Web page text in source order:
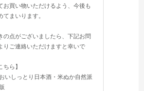
お買い物いただけるよう、今後も
まいります。
の点がございましたら、下記お問
りご連絡いただけますと幸いで
ちら】
いしっとり日本酒・米ぬか自然派